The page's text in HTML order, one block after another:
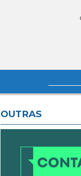
OUTRAS